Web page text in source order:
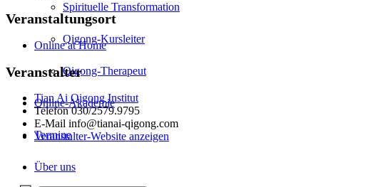
Spirituelle Transformation
Qigong-Kursleiter
Qigong-Therapeut
Online-Akademie
Termine
Über uns
Veranstaltungsort
Online at Home
Veranstalter
Tian Ai Qigong Institut
Telefon030/2579.9795
E-Mail info@tianai-qigong.com
Veranstalter-Website anzeigen